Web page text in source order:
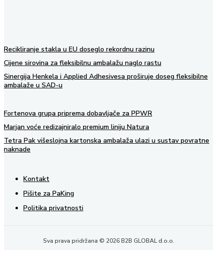
Recikliranje stakla u EU doseglo rekordnu razinu
Cijene sirovina za fleksibilnu ambalažu naglo rastu
Sinergija Henkela i Applied Adhesivesa proširuje doseg fleksibilne
ambalaže u SAD-u
Fortenova grupa priprema dobavljače za PPWR
Marjan voće redizajniralo premium liniju Natura
Tetra Pak višeslojna kartonska ambalaža ulazi u sustav povratne
naknade
Kontakt
Pišite za PaKing
Politika privatnosti
Sva prava pridržana © 2026 B2B GLOBAL d.o.o.